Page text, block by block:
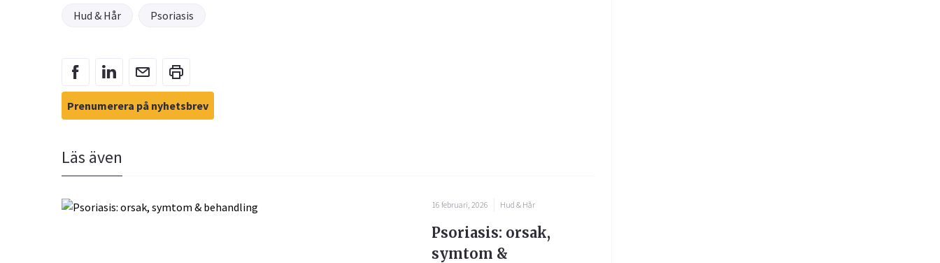
Hud & Hår Psoriasis
Prenumerera på nyhetsbrev
Läs även
16 februari, 2026 Hud & Hår
Psoriasis: orsak,
symtom &